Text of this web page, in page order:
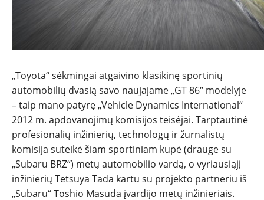
NAUJI
NAUDOTI
REPORTAŽAI
SPORTAS
PATARIMAI
„Toyota“ sėkmingai atgaivino klasikinę sportinių
automobilių dvasią savo naujajame „GT 86“ modelyje
– taip mano patyrę „Vehicle Dynamics International“
2012 m. apdovanojimų komisijos teisėjai. Tarptautinė
profesionalių inžinierių, technologų ir žurnalistų
komisija suteikė šiam sportiniam kupė (drauge su
„Subaru BRZ“) metų automobilio vardą, o vyriausiąjį
inžinierių Tetsuya Tada kartu su projekto partneriu iš
„Subaru“ Toshio Masuda įvardijo metų inžinieriais.